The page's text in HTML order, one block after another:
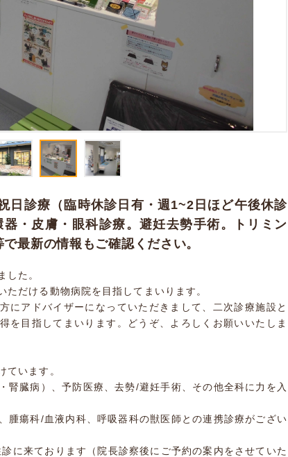
日診療（臨時休診日有・週1~2日ほど午後休診
・皮膚・眼科診療。避妊去勢手術。トリミン
最新の情報もご確認ください。
した。
だける動物病院を目指してまいります。
にアドバイザーになっていただきまして、二次診療施設と
を目指してまいります。どうぞ、よろしくお願いいたしま
ています。
腎臓病）、予防医療、去勢/避妊手術、その他全科に力を入
腫瘍科/血液内科、呼吸器科の獣医師との連携診療がござい
に来ております（院長診察後にご予約の案内をさせていた